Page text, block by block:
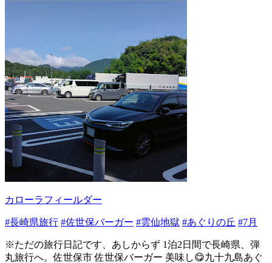
カローラフィールダー
#長崎県旅行 #佐世保バーガー #雲仙地獄 #あぐりの丘 #7月
※ただの旅行日記です、あしからず 1泊2日間で長崎県、弾
丸旅行へ。佐世保市 佐世保バーガー 美味し😋九十九島あぐ